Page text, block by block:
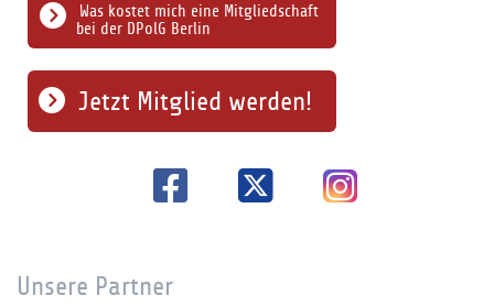
Was kostet mich eine Mitgliedschaft
bei der DPolG Berlin
Jetzt Mitglied werden!
Unsere Partner